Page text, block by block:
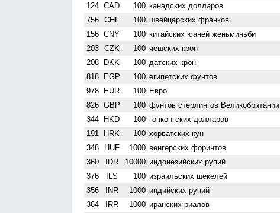
124 CAD 100 канадских долларов
756 CHF 100 швейцарских франков
156 CNY 100 китайских юаней женьминьби
203 CZK 100 чешских крон
208 DKK 100 датских крон
818 EGP 100 египетских фунтов
978 EUR 100 Евро
826 GBP 100 фунтов стерлингов Велико­британии
344 HKD 100 гонконгских долларов
191 HRK 100 хорватских кун
348 HUF 1000 венгерских форинтов
360 IDR 10000 индонезийских рупий
376 ILS 100 израильских шекелей
356 INR 1000 индийских рупий
364 IRR 1000 иранских риалов